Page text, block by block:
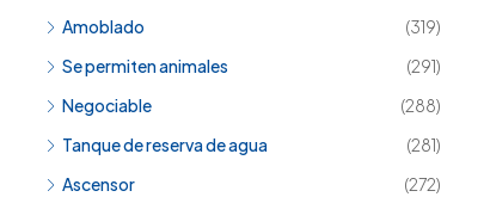
Amoblado
(319)
Se permiten animales
(291)
Negociable
(288)
Tanque de reserva de agua
(281)
Ascensor
(272)